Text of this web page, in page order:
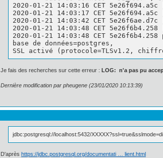
2020-01-21 14:03:16 CET
2020-01-21 14:03:17 CET
2020-01-21 14:03:42 CET
2020-01-21 14:03:48 CET
2020-01-21 14:03:48 CET
base de données=postgres,
SSL activé (protocole=TLSv1.2,
Je fais des recherches sur cette erreur : LOG: n'a pas pu
Dernière modification par pheugene (23/01/2020 10:13:39)
jdbc:postgresql://localhost:5432/
D'après https://jdbc.postgresql.org/documentati … lient.html